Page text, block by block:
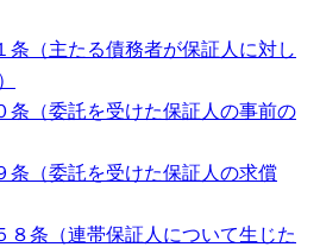
条（主たる債務者が保証人に対し
条（委託を受けた保証人の事前の
条（委託を受けた保証人の求償
８条（連帯保証人について生じた